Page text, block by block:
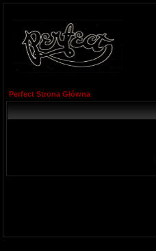
Perfect Strona Główna